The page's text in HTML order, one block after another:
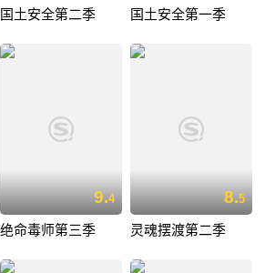
国土安全第二季 国土安全第一季
9.4
绝命毒师第三季
8.5
灵魂摆渡第二季